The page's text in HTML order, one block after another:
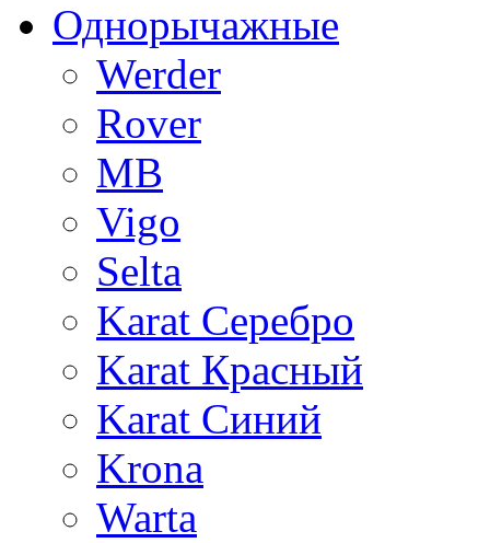
Однорычажные
Werder
Rover
MB
Vigo
Selta
Karat Серебро
Karat Красный
Karat Синий
Krona
Warta